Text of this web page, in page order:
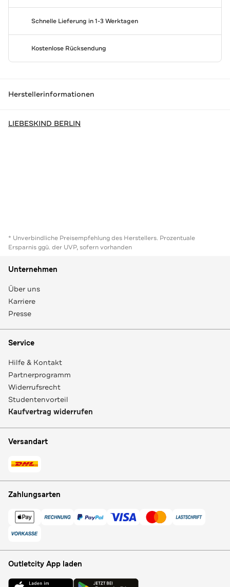
Schnelle Lieferung in 1-3 Werktagen
Kostenlose Rücksendung
Herstellerinformationen
LIEBESKIND BERLIN
* Unverbindliche Preisempfehlung des Herstellers. Prozentuale
Ersparnis ggü. der UVP, sofern vorhanden
Unternehmen
Über uns
Karriere
Presse
Service
Hilfe & Kontakt
Partnerprogramm
Widerrufsrecht
Studentenvorteil
Kaufvertrag widerrufen
Versandart
Zahlungsarten
Outletcity App laden